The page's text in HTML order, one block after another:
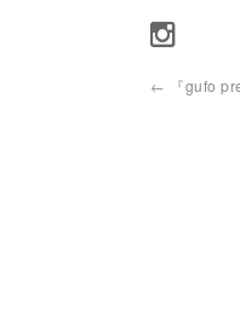
← 『gufo